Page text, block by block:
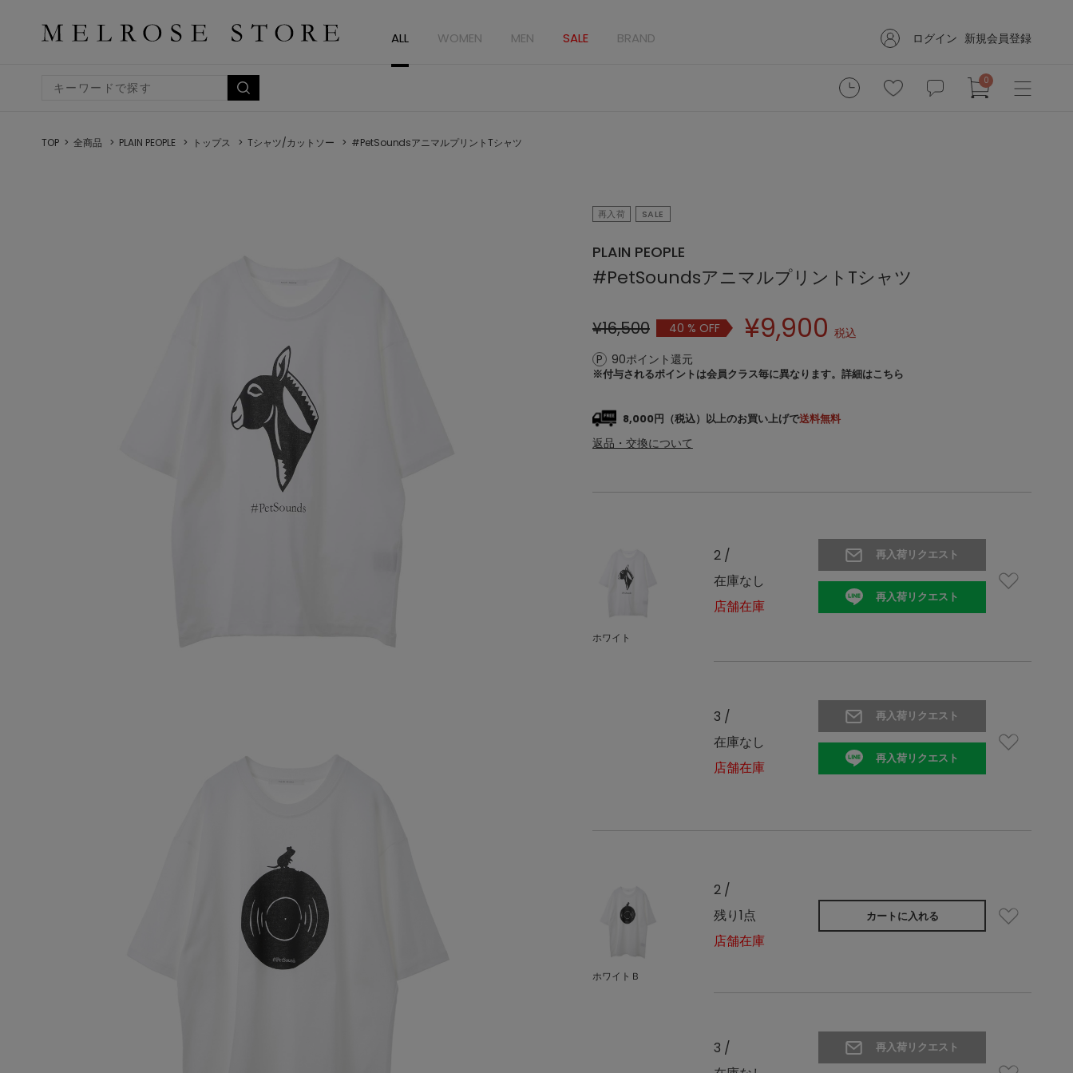
ALL WOMEN MEN SALE BRAND ログイン 新規会員登録
0
TOP 全商品 PLAIN PEOPLE トップス Tシャツ/カットソー #PetSoundsアニマルプリントTシャツ
再入荷 SALE
PLAIN PEOPLE
#PetSoundsアニマルプリントTシャツ
¥16,500 40 % OFF ¥9,900 税込
90ポイント還元
※付与されるポイントは会員クラス毎に異なります。 詳細はこちら
8,000円（税込）以上のお買い上げで送料無料
返品・交換について
ホワイト
2 /
在庫なし
店舗在庫
再入荷リクエスト
再入荷リクエスト
3 /
在庫なし
店舗在庫
再入荷リクエスト
再入荷リクエスト
ホワイトＢ
2 /
残り1点
店舗在庫
カートに入れる
3 /
再入荷リクエスト